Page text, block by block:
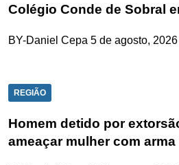
Colégio Conde de Sobral
BY-Daniel Cepa 5 de agosto, 2026
REGIÃO
Homem detido por
ameaçar mulher com